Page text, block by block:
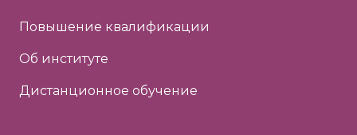
Повышение квалификации
Об институте
Дистанционное обучение